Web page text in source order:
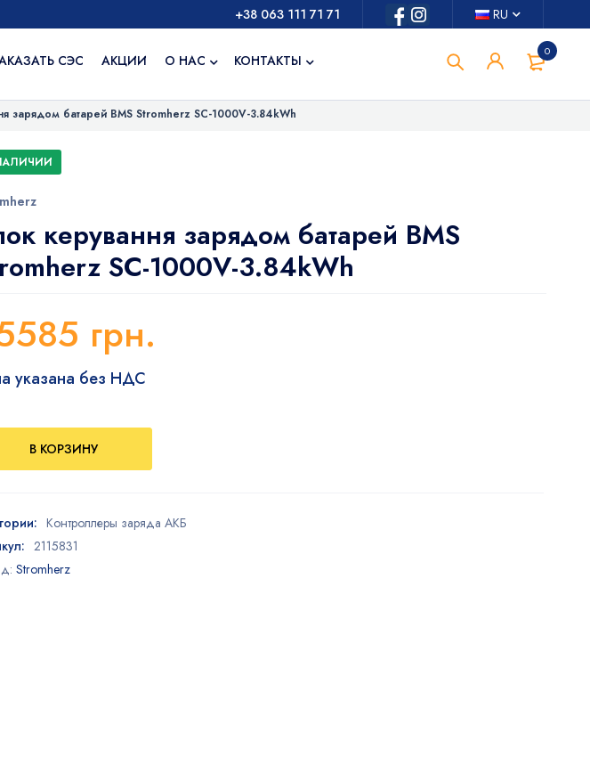
RU
+38 063 111 71 71
0
СЭС АКЦИИ О НАС КОНТАКТЫ
зарядом батарей BMS Stromherz SС-1000V-3.84kWh
керування зарядом батарей BMS
SС-1000V-3.84kWh
грн.
указана без НДС
В КОРЗИНУ
Контроллеры заряда АКБ
2115831
Stromherz